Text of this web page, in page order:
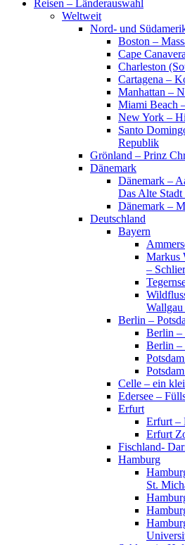
Reisen – Länderauswahl
Weltweit
Nord- und
Boston –
Cape
Charleston
Cartagena –
Manhattan –
Miami Beach
New York –
Santo
Republik
Grönland – Prinz
Dänemark
Dänemark –
Das Alte
Dänemark –
Deutschland
Bayern
Markus
–
Berlin –
Berlin –
Berlin –
Celle – ein
Edersee –
Erfurt
Erfurt –
Erfurt
Fischland-
Hamburg
St.